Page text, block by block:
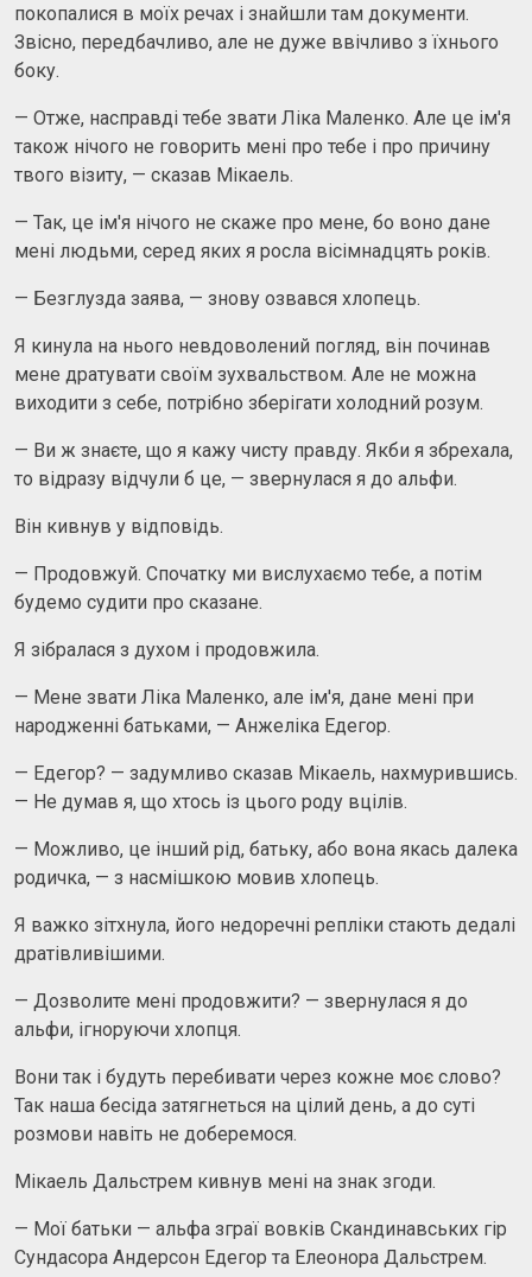
покопалися в моїх речах і знайшли там документи.
Звісно, передбачливо, але не дуже ввічливо з їхнього
боку.
— Отже, насправді тебе звати Ліка Маленко. Але це ім'я
також нічого не говорить мені про тебе і про причину
твого візиту, — сказав Мікаель.
— Так, це ім'я нічого не скаже про мене, бо воно дане
мені людьми, серед яких я росла вісімнадцять років.
— Безглузда заява, — знову озвався хлопець.
Я кинула на нього невдоволений погляд, він починав
мене дратувати своїм зухвальством. Але не можна
виходити з себе, потрібно зберігати холодний розум.
— Ви ж знаєте, що я кажу чисту правду. Якби я збрехала,
то відразу відчули б це, — звернулася я до альфи.
Він кивнув у відповідь.
— Продовжуй. Спочатку ми вислухаємо тебе, а потім
будемо судити про сказане.
Я зібралася з духом і продовжила.
— Мене звати Ліка Маленко, але ім'я, дане мені при
народженні батьками, — Анжеліка Едегор.
— Едегор? — задумливо сказав Мікаель, нахмурившись.
— Не думав я, що хтось із цього роду вцілів.
— Можливо, це інший рід, батьку, або вона якась далека
родичка, — з насмішкою мовив хлопець.
Я важко зітхнула, його недоречні репліки стають дедалі
дратівливішими.
— Дозволите мені продовжити? — звернулася я до
альфи, ігноруючи хлопця.
Вони так і будуть перебивати через кожне моє слово?
Так наша бесіда затягнеться на цілий день, а до суті
розмови навіть не доберемося.
Мікаель Дальстрем кивнув мені на знак згоди.
— Мої батьки — альфа зграї вовків Скандинавських гір
Сундасора Андерсон Едегор та Елеонора Дальстрем.